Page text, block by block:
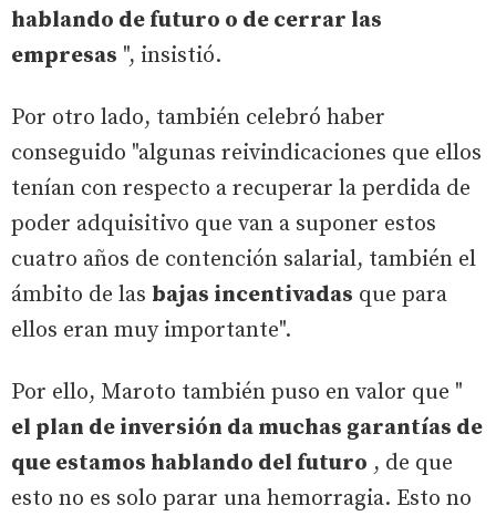
hablando de futuro o de cerrar las
empresas ", insistió.
Por otro lado, también celebró haber
conseguido "algunas reivindicaciones que ellos
tenían con respecto a recuperar la perdida de
poder adquisitivo que van a suponer estos
cuatro años de contención salarial, también el
ámbito de las bajas incentivadas que para
ellos eran muy importante".
Por ello, Maroto también puso en valor que "
el plan de inversión da muchas garantías de
que estamos hablando del futuro , de que
esto no es solo parar una hemorragia. Esto no